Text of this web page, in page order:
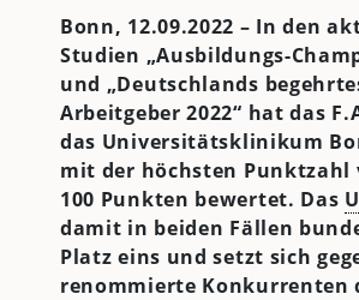
Bonn, 12.09.2022 – In den
Studien „Ausbildungs-
und „Deutschlands
Arbeitgeber 2022“ hat das
das Universitätsklinikum
mit der höchsten Punktzahl
100 Punkten bewertet. Das
damit in beiden Fällen
Platz eins und setzt sich
renommierte Konkurrenten